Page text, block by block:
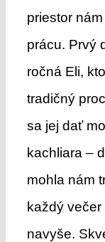
priestor
prácu. Prvý
ročná Eli,
tradičný
sa jej dať
kachliara –
mohla nám
každý
navyše.